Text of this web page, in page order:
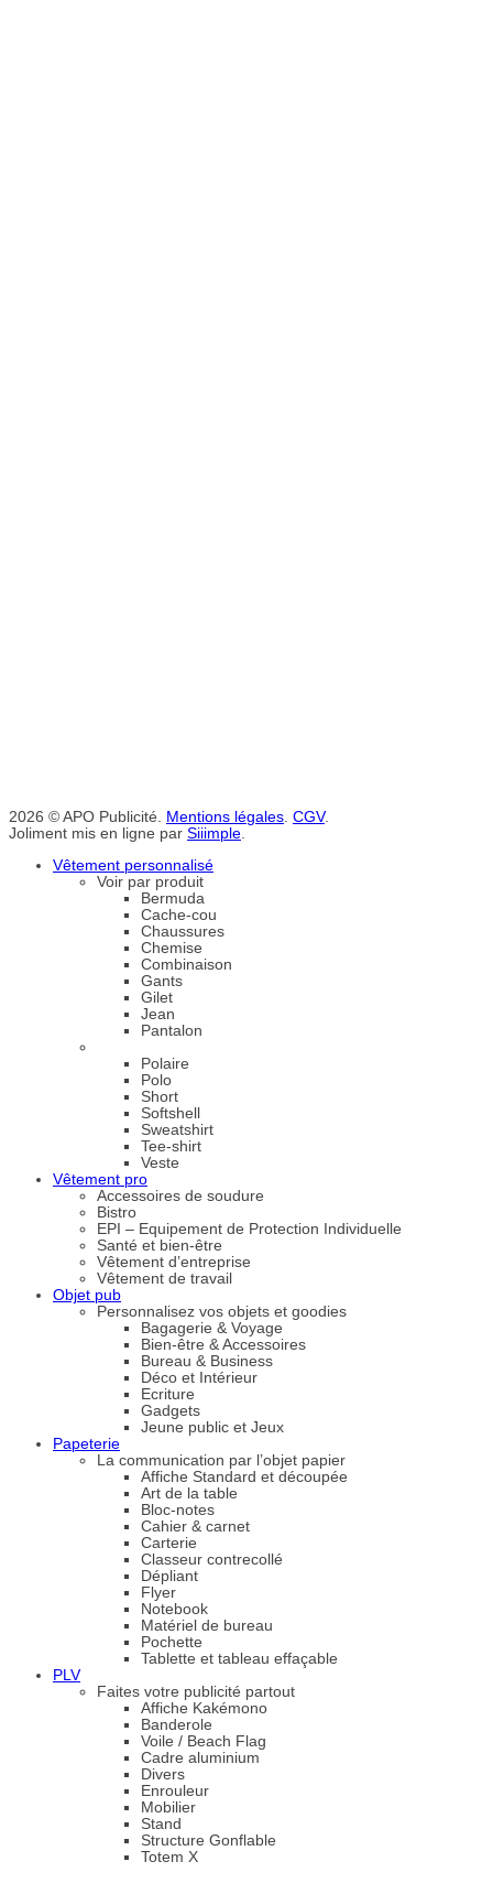
2026 © APO Publicité. Mentions légales. CGV.
Joliment mis en ligne par Siiimple.
Vêtement personnalisé
Voir par produit
Bermuda
Cache-cou
Chaussures
Chemise
Combinaison
Gants
Gilet
Jean
Pantalon
Polaire
Polo
Short
Softshell
Sweatshirt
Tee-shirt
Veste
Vêtement pro
Accessoires de soudure
Bistro
EPI – Equipement de Protection Individuelle
Santé et bien-être
Vêtement d’entreprise
Vêtement de travail
Objet pub
Personnalisez vos objets et goodies
Bagagerie & Voyage
Bien-être & Accessoires
Bureau & Business
Déco et Intérieur
Ecriture
Gadgets
Jeune public et Jeux
Papeterie
La communication par l’objet papier
Affiche Standard et découpée
Art de la table
Bloc-notes
Cahier & carnet
Carterie
Classeur contrecollé
Dépliant
Flyer
Notebook
Matériel de bureau
Pochette
Tablette et tableau effaçable
PLV
Faites votre publicité partout
Affiche Kakémono
Banderole
Voile / Beach Flag
Cadre aluminium
Divers
Enrouleur
Mobilier
Stand
Structure Gonflable
Totem X